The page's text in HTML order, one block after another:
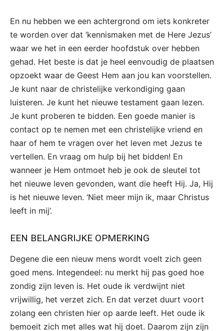
En nu hebben we een achtergrond om iets konkreter
te worden over dat ‘kennismaken met de Here Jezus’
waar we het in een eerder hoofdstuk over hebben
gehad. Het beste is dat je heel eenvoudig de plaatsen
opzoekt waar de Geest Hem aan jou kan voorstellen.
Je kunt naar de christelijke verkondiging gaan
luisteren. Je kunt het nieuwe testament gaan lezen.
Je kunt proberen te bidden. Een goede manier is
contact op te nemen met een christelijke vriend en
haar of hem te vragen over het leven met Jezus te
vertellen. En vraag om hulp bij het bidden! En
wanneer je Hem ontmoet heb je ook de sleutel tot
het nieuwe leven gevonden, want die heeft Hij. Ja, Hij
is het nieuwe leven. ‘Niet meer mijn ik, maar Christus
leeft in mij’.
EEN BELANGRIJKE OPMERKING
Degene die een nieuw mens wordt voelt zich geen
goed mens. Integendeel: nu merkt hij pas goed hoe
zondig zijn leven is. Het oude ik verdwijnt niet
vrijwillig, het verzet zich. En dat verzet duurt voort
zolang een christen hier op aarde leeft. Het oude ik
bemoeit zich met alles wat hij doet. Daarom zijn zijn